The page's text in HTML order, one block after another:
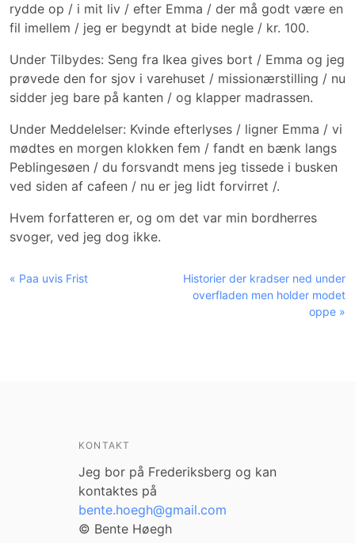
rydde op / i mit liv / efter Emma / der må godt være en
fil imellem / jeg er begyndt at bide negle / kr. 100.
Under Tilbydes: Seng fra Ikea gives bort / Emma og jeg
prøvede den for sjov i varehuset / missionærstilling / nu
sidder jeg bare på kanten / og klapper madrassen.
Under Meddelelser: Kvinde efterlyses / ligner Emma / vi
mødtes en morgen klokken fem / fandt en bænk langs
Peblingesøen / du forsvandt mens jeg tissede i busken
ved siden af cafeen / nu er jeg lidt forvirret /.
Hvem forfatteren er, og om det var min bordherres
svoger, ved jeg dog ikke.
« Paa uvis Frist
Historier der kradser ned under
overfladen men holder modet
oppe »
KONTAKT
Jeg bor på Frederiksberg og kan
kontaktes på
bente.hoegh@gmail.com
© Bente Høegh